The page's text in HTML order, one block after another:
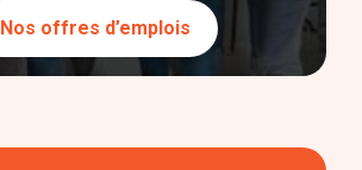
Nos offres d’emplois